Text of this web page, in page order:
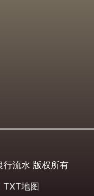
行流水 版权所有
TXT地图